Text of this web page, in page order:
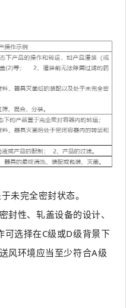
未完全密封状态。
性、轧盖设备的设计、
可选择在C级或D级背景下
风环境应当至少符合A级